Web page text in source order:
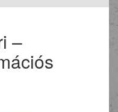
–